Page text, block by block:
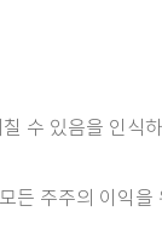
수 있음을 인
든 주주의 이익